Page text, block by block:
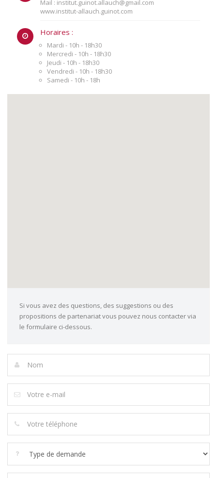
Mail : institut.guinot.allauch@gmail.com
www.institut-allauch.guinot.com
Horaires :
Mardi - 10h - 18h30
Mercredi - 10h - 18h30
Jeudi - 10h - 18h30
Vendredi - 10h - 18h30
Samedi - 10h - 18h
Si vous avez des questions, des suggestions ou des
propositions de partenariat vous pouvez nous contacter via
le formulaire ci-dessous.